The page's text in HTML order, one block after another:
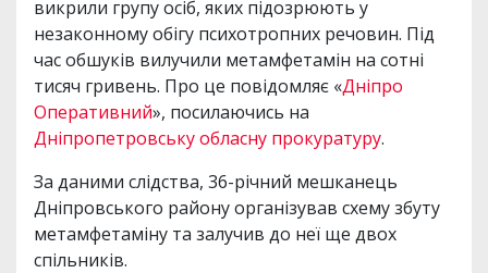
викрили групу осіб, яких підозрюють у
незаконному обігу психотропних речовин. Під
час обшуків вилучили метамфетамін на сотні
тисяч гривень. Про це повідомляє «Дніпро
Оперативний», посилаючись на
Дніпропетровську обласну прокуратуру.
За даними слідства, 36-річний мешканець
Дніпровського району організував схему збуту
метамфетаміну та залучив до неї ще двох
спільників.